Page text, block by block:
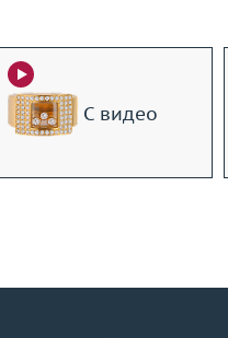
С видео